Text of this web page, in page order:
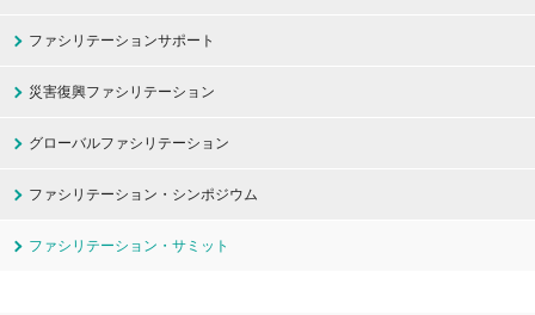
ファシリテーションサポート
災害復興ファシリテーション
グローバルファシリテーション
ファシリテーション・シンポジウム
ファシリテーション・サミット